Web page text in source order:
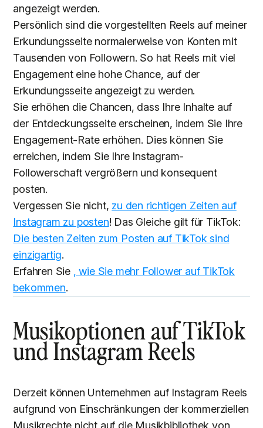
angezeigt werden.
Persönlich sind die vorgestellten Reels auf meiner
Erkundungsseite normalerweise von Konten mit
Tausenden von Followern. So hat Reels mit viel
Engagement eine hohe Chance, auf der
Erkundungsseite angezeigt zu werden.
Sie erhöhen die Chancen, dass Ihre Inhalte auf
der Entdeckungsseite erscheinen, indem Sie Ihre
Engagement-Rate erhöhen. Dies können Sie
erreichen, indem Sie Ihre Instagram-
Followerschaft vergrößern und konsequent
posten.
Vergessen Sie nicht, zu den richtigen Zeiten auf
Instagram zu posten! Das Gleiche gilt für TikTok:
Die besten Zeiten zum Posten auf TikTok sind
einzigartig.
Erfahren Sie , wie Sie mehr Follower auf TikTok
bekommen.
Musikoptionen auf TikTok
und Instagram Reels
Derzeit können Unternehmen auf Instagram Reels
aufgrund von Einschränkungen der kommerziellen
Musikrechte nicht auf die Musikbibliothek von